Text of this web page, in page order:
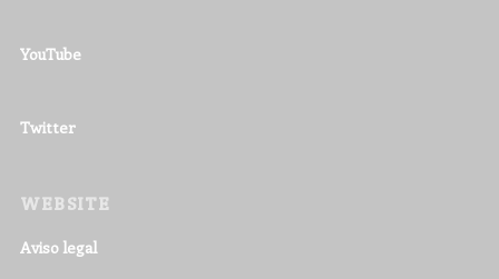
YouTube
Twitter
WEBSITE
Aviso legal